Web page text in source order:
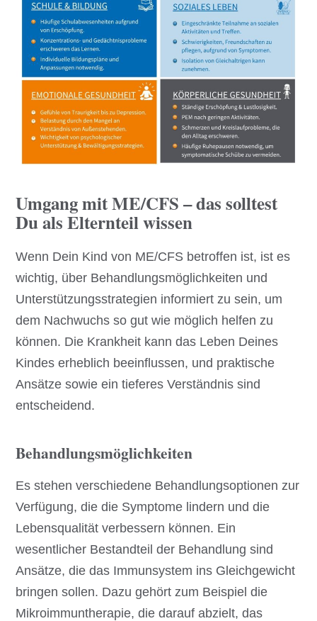
Umgang mit ME/CFS – das solltest
Du als Elternteil wissen
Wenn Dein Kind von ME/CFS betroffen ist, ist es
wichtig, über Behandlungsmöglichkeiten und
Unterstützungsstrategien informiert zu sein, um
dem Nachwuchs so gut wie möglich helfen zu
können. Die Krankheit kann das Leben Deines
Kindes erheblich beeinflussen, und praktische
Ansätze sowie ein tieferes Verständnis sind
entscheidend.
Behandlungsmöglichkeiten
Es stehen verschiedene Behandlungsoptionen zur
Verfügung, die die Symptome lindern und die
Lebensqualität verbessern können. Ein
wesentlicher Bestandteil der Behandlung sind
Ansätze, die das Immunsystem ins Gleichgewicht
bringen sollen. Dazu gehört zum Beispiel die
Mikroimmuntherapie, die darauf abzielt, das